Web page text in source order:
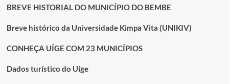
BREVE HISTORIAL DO MUNICÍPIO DO BEMBE
Breve histórico da Universidade Kimpa Vita (UNIKIV)
CONHEÇA UÍGE COM 23 MUNICÍPIOS
Dados turístico do Uíge